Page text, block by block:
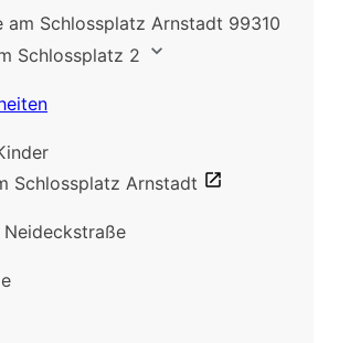
am Schlossplatz Arnstadt 99310
Schlossplatz 2
Schlossplatz Arnstadt